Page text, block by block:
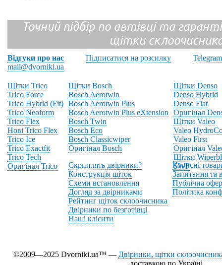
Точний підбір по автівці та
щітки
Відгуки про нас Підписатися на розсилку
Telegram
mail@dvorniki.ua
Щітки Trico
Trico Force
Trico Hybrid (Fit)
Trico Neoform
Trico Flex
Нові Trico Flex
Trico Ice
Trico Exactfit
Trico Tech
Оригінал Trico
Щітки Bosch
Bosch Aerotwin
Bosch Aerotwin Plus
Bosch Aerotwin Plus eXtension
Bosch Twin
Bosch Eco
Bosch Classicwiper
Оригінал Bosch
Щітки Denso
Denso Hybrid
Denso Flat
Оригінал
Щітки Valeo
Valeo
Valeo First
Оригінал
Щітки
SWF
Скриплять двірники?
Конструкція щіток
Схеми встановлення
Догляд за двірниками
Рейтинг щіток склоочисника
Двірники по безготівці
Наші клієнти
Корисні
Запитання та
Публічна
Політика
©2009—2025 Dvorniki.ua™ — Двірники, щітки
доставкою по Україні